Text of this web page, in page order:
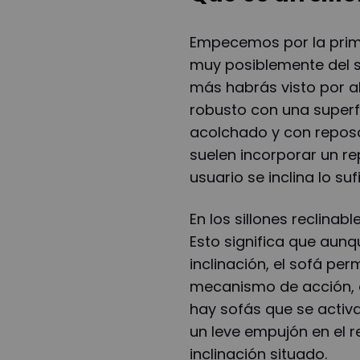
Empecemos por la
muy posiblemente del
más habrás visto por
robusto con una
acolchado y con
suelen incorporar un
usuario se inclina lo
En los sillones
Esto significa que
inclinación, el sofá
mecanismo de acción,
hay sofás que se
un leve empujón en el
inclinación situado.